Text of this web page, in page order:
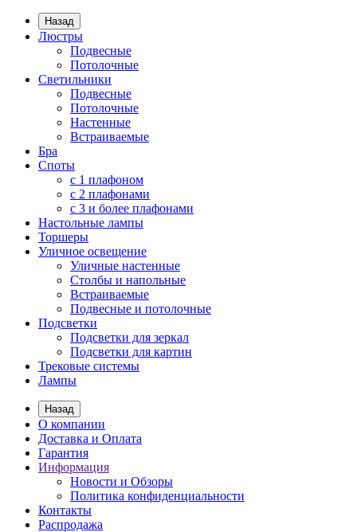
Назад
Люстры
Подвесные
Потолочные
Светильники
Подвесные
Потолочные
Настенные
Встраиваемые
Бра
Споты
с 1 плафоном
с 2 плафонами
с 3 и более плафонами
Настольные лампы
Торшеры
Уличное освещение
Уличные настенные
Столбы и напольные
Встраиваемые
Подвесные и потолочные
Подсветки
Подсветки для зеркал
Подсветки для картин
Трековые системы
Лампы
Назад
О компании
Доставка и Оплата
Гарантия
Информация
Новости и Обзоры
Политика конфиденциальности
Контакты
Распродажа